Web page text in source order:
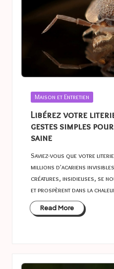
Posted
Maison et Entretien
Libérez votre
gestes simples
saine
Saviez-vous que votre
millions d'acariens
créatures, insidieuses, se
et prospèrent dans la
Read More